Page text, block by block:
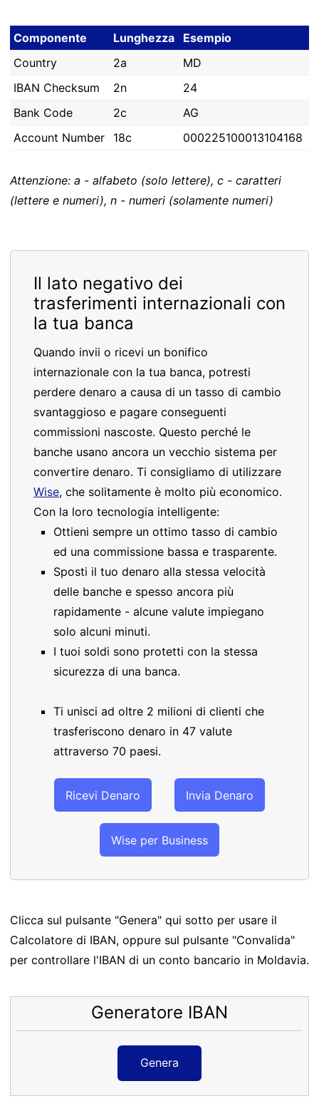
Componente Lunghezza
Esempio
Country
2a
MD
IBAN Checksum
2n
24
Bank Code
2c
AG
Account Number
18c 000225100013104168
Attenzione: a - alfabeto (solo lettere), c - caratteri
(lettere e numeri), n - numeri (solamente numeri)
Il lato negativo dei
trasferimenti internazionali con
la tua banca
Quando invii o ricevi un bonifico
internazionale con la tua banca, potresti
perdere denaro a causa di un tasso di cambio
svantaggioso e pagare conseguenti
commissioni nascoste. Questo perché le
banche usano ancora un vecchio sistema per
convertire denaro. Ti consigliamo di utilizzare
Wise, che solitamente è molto più economico.
Con la loro tecnologia intelligente:
Ottieni sempre un ottimo tasso di cambio
ed una commissione bassa e trasparente.
Sposti il tuo denaro alla stessa velocità
delle banche e spesso ancora più
rapidamente - alcune valute impiegano
solo alcuni minuti.
I tuoi soldi sono protetti con la stessa
sicurezza di una banca.
Ti unisci ad oltre 2 milioni di clienti che
trasferiscono denaro in 47 valute
attraverso 70 paesi.
Ricevi Denaro Invia Denaro
Wise per Business
Clicca sul pulsante "Genera" qui sotto per usare il
Calcolatore di IBAN, oppure sul pulsante "Convalida"
per controllare l'IBAN di un conto bancario in Moldavia.
Generatore IBAN
Genera